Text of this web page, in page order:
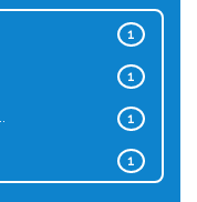
1
1
1
1